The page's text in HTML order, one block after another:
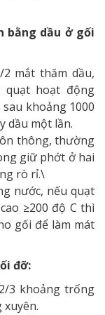
bằng dầu ở gối
mắt thăm dầu,
quạt hoạt động
khoảng 1000
dầu một lần.
thông, thường
giữ phớt ở hai
rò rỉ.\
nước, nếu quạt
≥200 độ C thì
gối để làm mát
đỡ:
3 khoảng trống